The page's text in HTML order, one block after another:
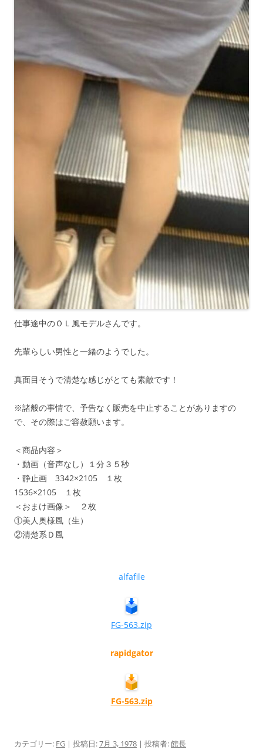
仕事途中のＯＬ風モデルさんです。
先輩らしい男性と一緒のようでした。
真面目そうで清楚な感じがとても素敵です！
※諸般の事情で、予告なく販売を中止することがありますの
で、その際はご容赦願います。
＜商品内容＞
・動画（音声なし）１分３５秒
・静止画 3342×2105 １枚
1536×2105 １枚
＜おまけ画像＞ ２枚
①美人奥様風（生）
②清楚系Ｄ風
alfafile
FG-563.zip
rapidgator
FG-563.zip
カテゴリー: FG | 投稿日:7月 3, 1978 | 投稿者:館長